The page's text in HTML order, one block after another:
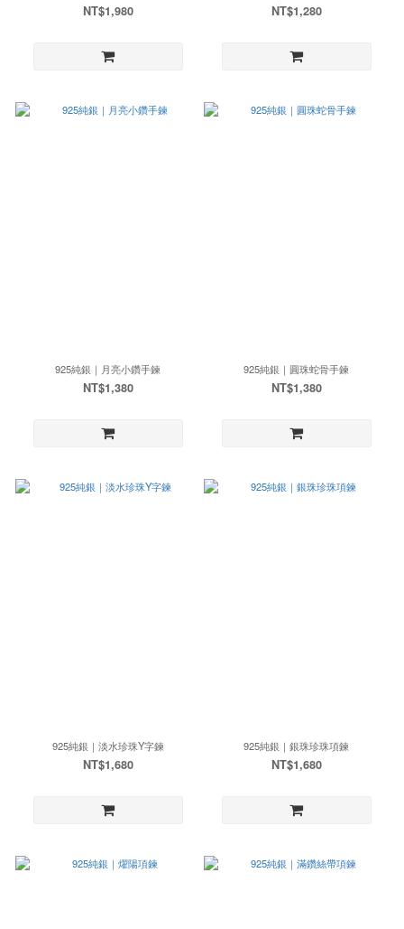
NT$1,980 NT$1,280
925純銀｜月亮小鑽手鍊
NT$1,380
925純銀｜圓珠蛇骨手鍊
NT$1,380
925純銀｜淡水珍珠Y字鍊
NT$1,680
925純銀｜銀珠珍珠項鍊
NT$1,680